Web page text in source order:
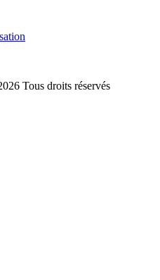
Tous droits réservés